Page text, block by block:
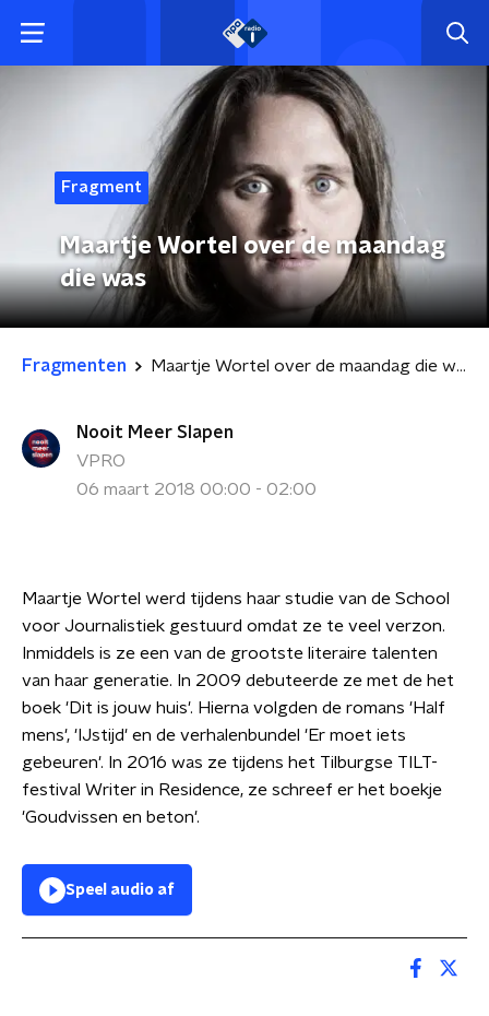
Fragment
Maartje Wortel over de maandag
die was
Fragmenten Maartje Wortel over de maandag die was
Nooit Meer Slapen
VPRO
06 maart 2018 00:00 - 02:00
Maartje Wortel werd tijdens haar studie van de School
voor Journalistiek gestuurd omdat ze te veel verzon.
Inmiddels is ze een van de grootste literaire talenten
van haar generatie. In 2009 debuteerde ze met de het
boek 'Dit is jouw huis'. Hierna volgden de romans 'Half
mens', 'IJstijd' en de verhalenbundel 'Er moet iets
gebeuren'. In 2016 was ze tijdens het Tilburgse TILT-
festival Writer in Residence, ze schreef er het boekje
'Goudvissen en beton'.
Speel audio af